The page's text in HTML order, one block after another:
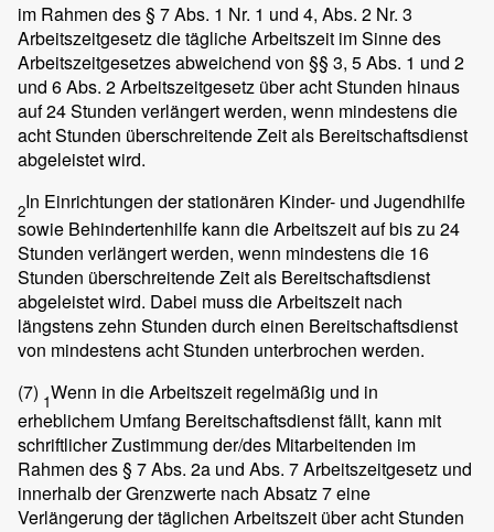
im Rahmen des § 7 Abs. 1 Nr. 1 und 4, Abs. 2 Nr. 3
Arbeitszeitgesetz die tägliche Arbeitszeit im Sinne des
Arbeitszeitgesetzes abweichend von §§ 3, 5 Abs. 1 und 2
und 6 Abs. 2 Arbeitszeitgesetz über acht Stunden hinaus
auf 24 Stunden verlängert werden, wenn mindestens die
acht Stunden überschreitende Zeit als Bereitschaftsdienst
abgeleistet wird.
2In Einrichtungen der stationären Kinder- und Jugendhilfe
sowie Behindertenhilfe kann die Arbeitszeit auf bis zu 24
Stunden verlängert werden, wenn mindestens die 16
Stunden überschreitende Zeit als Bereitschaftsdienst
abgeleistet wird. Dabei muss die Arbeitszeit nach
längstens zehn Stunden durch einen Bereitschaftsdienst
von mindestens acht Stunden unterbrochen werden.
(7) 1Wenn in die Arbeitszeit regelmäßig und in
erheblichem Umfang Bereitschaftsdienst fällt, kann mit
schriftlicher Zustimmung der/des Mitarbeitenden im
Rahmen des § 7 Abs. 2a und Abs. 7 Arbeitszeitgesetz und
innerhalb der Grenzwerte nach Absatz 7 eine
Verlängerung der täglichen Arbeitszeit über acht Stunden